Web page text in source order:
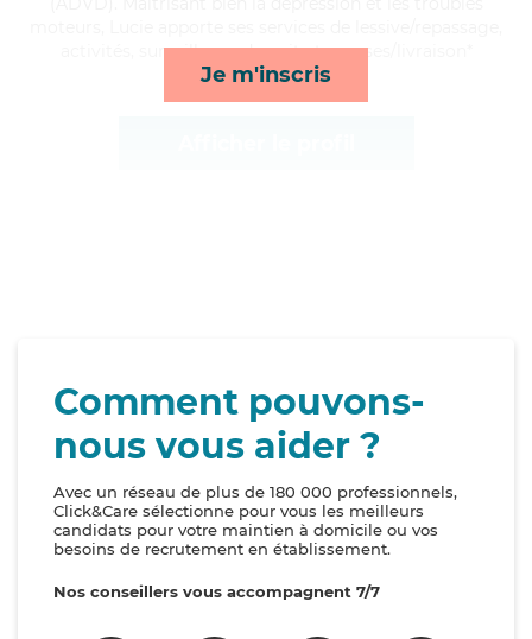
Je m'inscris
activités, surveillance de nuit et courses/livraison*
Comment pouvons-
nous vous aider ?
Avec un réseau de plus de 180 000 professionnels,
Click&Care sélectionne pour vous les meilleurs
candidats pour votre maintien à domicile ou vos
besoins de recrutement en établissement.
Nos conseillers vous accompagnent 7/7